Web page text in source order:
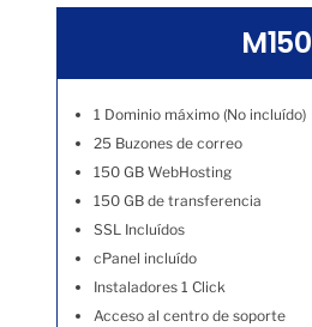
M150
1 Dominio máximo (No incluído)
25 Buzones de correo
150 GB WebHosting
150 GB de transferencia
SSL Incluídos
cPanel incluído
Instaladores 1 Click
Acceso al centro de soporte